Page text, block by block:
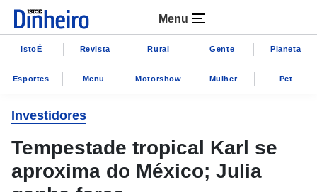
Menu
IstoÉ Revista Rural Gente Planeta
Esportes Menu Motorshow Mulher Pet
Investidores
Tempestade tropical Karl se
aproxima do México; Julia